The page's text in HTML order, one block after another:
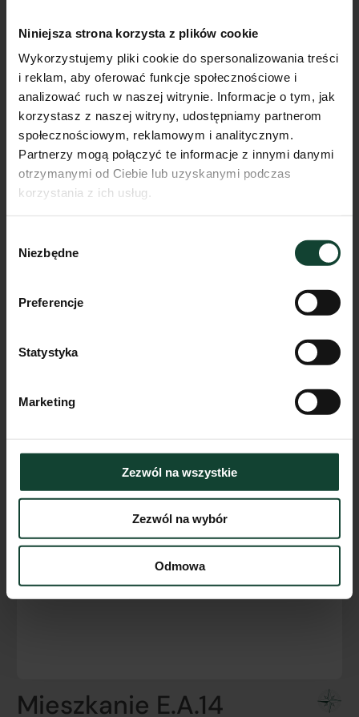
Niniejsza strona korzysta z plików cookie
Wykorzystujemy pliki cookie do spersonalizowania treści
i reklam, aby oferować funkcje społecznościowe i
analizować ruch w naszej witrynie. Informacje o tym, jak
korzystasz z naszej witryny, udostępniamy partnerom
społecznościowym, reklamowym i analitycznym.
Partnerzy mogą połączyć te informacje z innymi danymi
otrzymanymi od Ciebie lub uzyskanymi podczas
korzystania z ich usług.
zgody
Niezbędne
Preferencje
Statystyka
Marketing
Zezwól na wszystkie
Zezwól na wybór
Odmowa
Mieszkanie F.A.12
Pokoje
Przejdź do karty mieszkania
Mieszkanie E.A.14